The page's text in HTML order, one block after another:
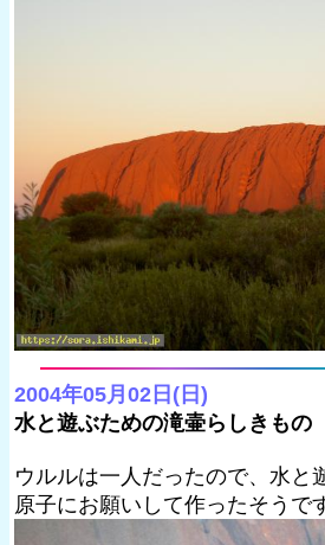
2004年05月02日(日)
水と遊ぶための滝壷らしきもの
ウルルは一人だったので、水と
原子にお願いして作ったそうで